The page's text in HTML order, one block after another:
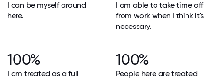
I can be myself around
here.
I am able to take time off
from work when I think it's
necessary.
100%
I am treated as a full
100%
People here are treated